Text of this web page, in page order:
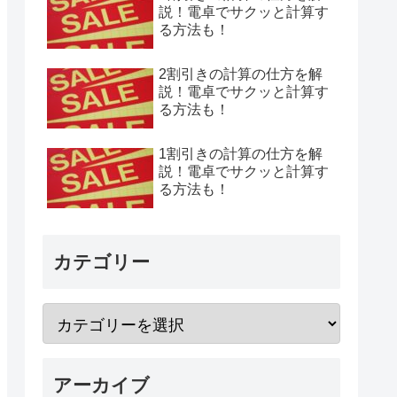
説！電卓でサクッと計算す
る方法も！
2割引きの計算の仕方を解
説！電卓でサクッと計算す
る方法も！
1割引きの計算の仕方を解
説！電卓でサクッと計算す
る方法も！
カテゴリー
アーカイブ